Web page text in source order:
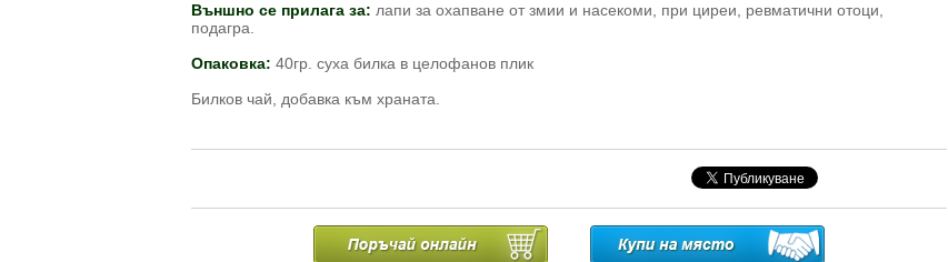
Външно се прилага за: лапи за охапване от змии и насекоми, при циреи, ревматични отоци,
подагра.
Опаковка: 40гр. суха билка в целофанов плик
Билков чай, добавка към храната.